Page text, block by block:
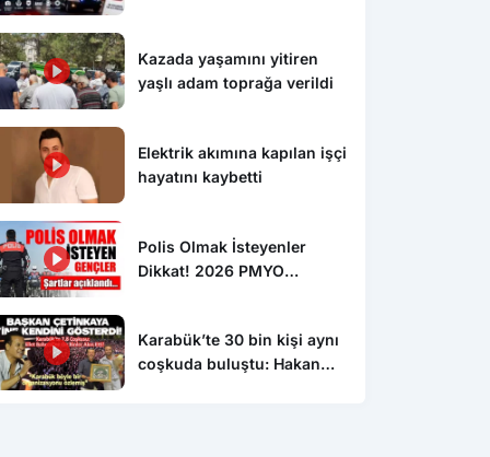
Kazada yaşamını yitiren
yaşlı adam toprağa verildi
Elektrik akımına kapılan işçi
hayatını kaybetti
Polis Olmak İsteyenler
Dikkat! 2026 PMYO
Karabük’te 30 bin kişi aynı
coşkuda buluştu: Hakan